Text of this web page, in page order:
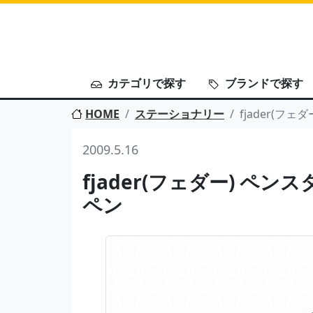
カテゴリで探す
ブランドで探す
HOME
ステーショナリー fjader(フェダ
2009.5.16
fjader(フェダー) ペンス
ペン